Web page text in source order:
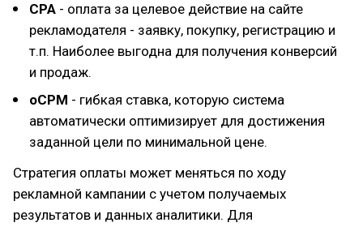
CPA - оплата за целевое действие на сайте
рекламодателя - заявку, покупку, регистрацию и
т.п. Наиболее выгодна для получения конверсий
и продаж.
oCPM - гибкая ставка, которую система
автоматически оптимизирует для достижения
заданной цели по минимальной цене.
Стратегия оплаты может меняться по ходу
рекламной кампании с учетом получаемых
результатов и данных аналитики. Для